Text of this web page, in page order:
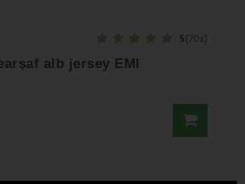
5(70x)
alb jersey EMI